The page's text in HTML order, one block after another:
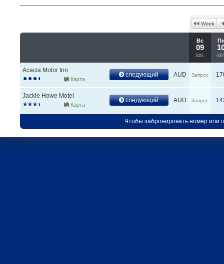
Вс
09
авг.
Acacia Motor Inn
Карта
следующий AUD Запрос
Jackie Howe Motel
Карта
следующий AUD Запрос
Чтобы забронировать номер